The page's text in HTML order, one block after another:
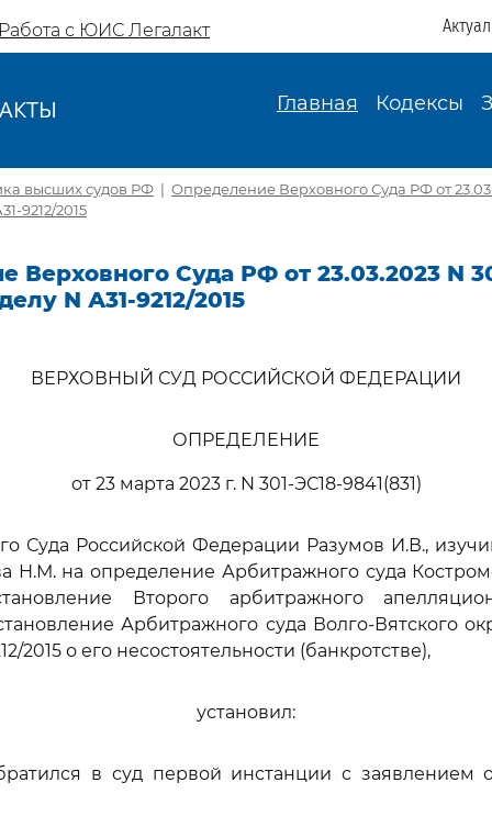
с ЮИС Легалакт
Главная Кодексы
высших судов РФ | Определение Верховного Суда РФ от
9212/2015
Верховного Суда РФ от 23.03.2023 N
N А31-9212/2015
ВЕРХОВНЫЙ СУД РОССИЙСКОЙ ФЕДЕРАЦИИ
ОПРЕДЕЛЕНИЕ
от 23 марта 2023 г. N 301-ЭС18-9841(831)
Суда Российской Федерации Разумов И.В.,
Н.М. на определение Арбитражного суда
Второго арбитражного
Арбитражного суда Волго-Вятского
2015 о его несостоятельности (банкротстве),
установил:
в суд первой инстанции с заявлением